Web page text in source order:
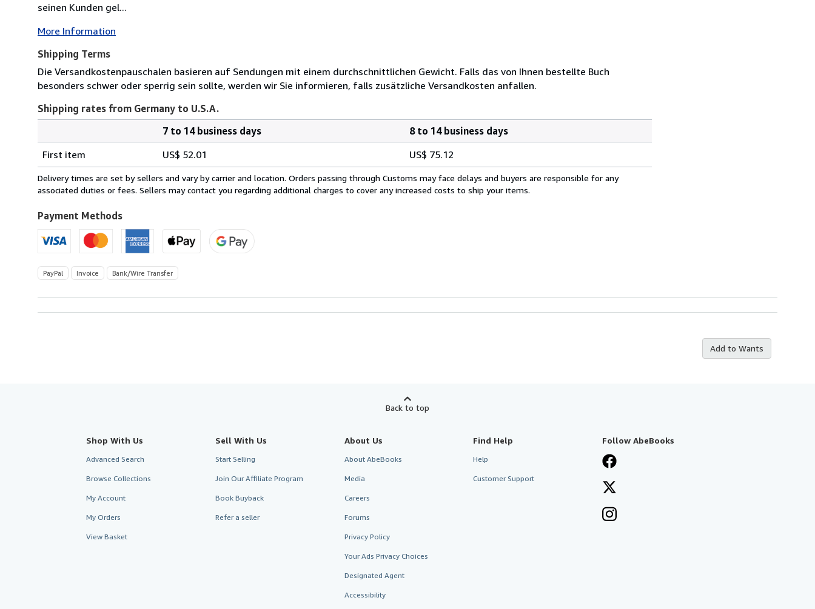
seinen Kunden gel...
More Information
Shipping Terms
Die Versandkostenpauschalen basieren auf Sendungen mit einem durchschnittlichen Gewicht. Falls das von Ihnen bestellte Buch
besonders schwer oder sperrig sein sollte, werden wir Sie informieren, falls zusätzliche Versandkosten anfallen.
Shipping rates from Germany to U.S.A.
rates
from
Germany
U.S.A.
7 to 14 business days
8 to 14 business days
First item
US$ 52.01 US$ 75.12
Delivery times are set by sellers and vary by carrier and location. Orders passing through Customs may face delays and buyers are responsible for any
associated duties or fees. Sellers may contact you regarding additional charges to cover any increased costs to ship your items.
Payment Methods
PayPal Invoice Bank/Wire Transfer
Add to Wants
Back to top
Shop With Us
Advanced Search
Browse Collections
My Account
My Orders
View Basket
Sell With Us
Start Selling
Join Our Affiliate Program
Book Buyback
Refer a seller
About Us
About AbeBooks
Media
Careers
Forums
Privacy Policy
Your Ads Privacy Choices
Designated Agent
Accessibility
Find Help
Help
Customer Support
Follow AbeBooks